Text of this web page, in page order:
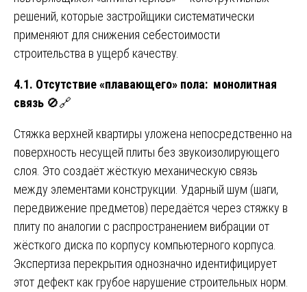
решений, которые застройщики систематически
применяют для снижения себестоимости
строительства в ущерб качеству.
4.1. Отсутствие «плавающего» пола: монолитная
связь 🚫🔗
Стяжка верхней квартиры уложена непосредственно на
поверхность несущей плиты без звукоизолирующего
слоя. Это создаёт жёсткую механическую связь
между элементами конструкции. Ударный шум (шаги,
передвижение предметов) передаётся через стяжку в
плиту по аналогии с распространением вибрации от
жёсткого диска по корпусу компьютерного корпуса.
Экспертиза перекрытия однозначно идентифицирует
этот дефект как грубое нарушение строительных норм.